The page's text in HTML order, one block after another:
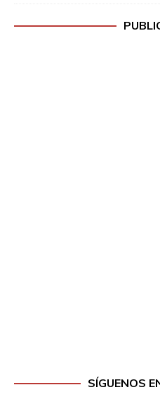
SÍGUENOS